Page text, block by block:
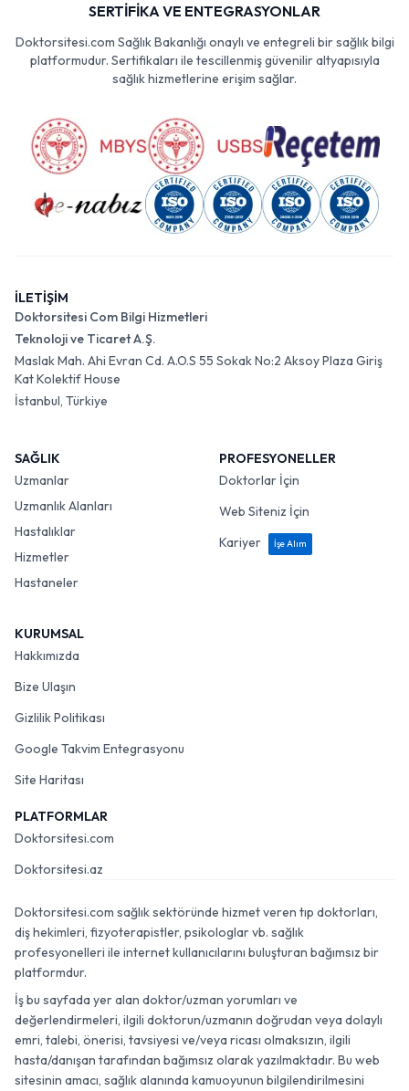
SERTİFİKA VE ENTEGRASYONLAR
Doktorsitesi.com Sağlık Bakanlığı onaylı ve entegreli bir sağlık bilgi
platformudur. Sertifikaları ile tescillenmiş güvenilir altyapısıyla
sağlık hizmetlerine erişim sağlar.
İLETİŞİM
Doktorsitesi Com Bilgi Hizmetleri
Teknoloji ve Ticaret A.Ş.
Maslak Mah. Ahi Evran Cd. A.O.S 55 Sokak No:2 Aksoy Plaza Giriş
Kat Kolektif House
İstanbul, Türkiye
SAĞLIK
Uzmanlar
Uzmanlık Alanları
Hastalıklar
Hizmetler
Hastaneler
PROFESYONELLER
Doktorlar İçin
Web Siteniz İçin
Kariyer
İşe Alım
KURUMSAL
Hakkımızda
Bize Ulaşın
Gizlilik Politikası
Google Takvim Entegrasyonu
Site Haritası
PLATFORMLAR
Doktorsitesi.com
Doktorsitesi.az
Doktorsitesi.com sağlık sektöründe hizmet veren tıp doktorları,
diş hekimleri, fizyoterapistler, psikologlar vb. sağlık
profesyonelleri ile internet kullanıcılarını buluşturan bağımsız bir
platformdur.
İş bu sayfada yer alan doktor/uzman yorumları ve
değerlendirmeleri, ilgili doktorun/uzmanın doğrudan veya dolaylı
emri, talebi, önerisi, tavsiyesi ve/veya ricası olmaksızın, ilgili
hasta/danışan tarafından bağımsız olarak yazılmaktadır. Bu web
sitesinin amacı, sağlık alanında kamuoyunun bilgilendirilmesini